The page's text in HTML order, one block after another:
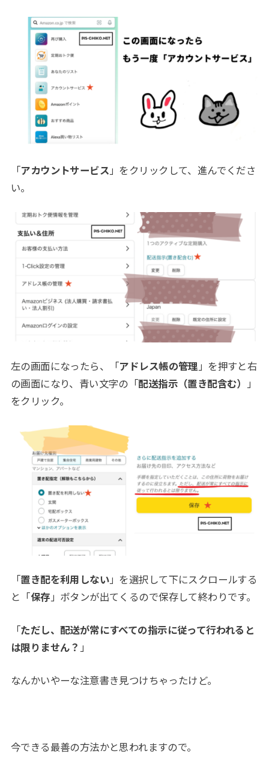
「アカウントサービス」をクリックして、進んでくださ
い。
左の画面になったら、「アドレス帳の管理」を押すと右
の画面になり、青い文字の「配送指示（置き配含む） 」
をクリック。
「置き配を利用しない」を選択して下にスクロールする
と「保存 」ボタンが出てくるので保存して終わりです。
「ただし、配送が常にすべての指示に従って行われると
は限りません？ 」
なんかいやーな注意書き見つけちゃったけど。
今できる最善の方法かと思われますので。